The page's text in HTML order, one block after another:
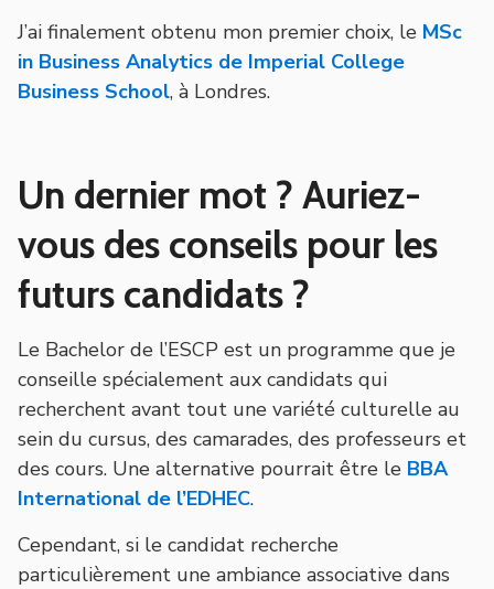
J’ai finalement obtenu mon premier choix, le MSc
in Business Analytics de Imperial College
Business School, à Londres.
Un dernier mot ? Auriez-
vous des conseils pour les
futurs candidats ?
Le Bachelor de l’ESCP est un programme que je
conseille spécialement aux candidats qui
recherchent avant tout une variété culturelle au
sein du cursus, des camarades, des professeurs et
des cours. Une alternative pourrait être le BBA
International de l’EDHEC.
Cependant, si le candidat recherche
particulièrement une ambiance associative dans